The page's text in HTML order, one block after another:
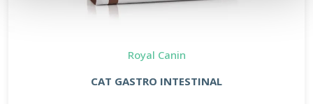
Royal Canin
CAT GASTRO INTESTINAL